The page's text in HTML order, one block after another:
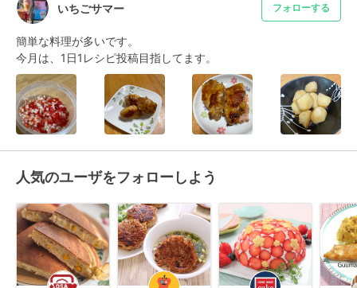
いちごサマー フォローする
簡単な料理が多いです。
今月は、1日1レシピ投稿目指してます。
人気のユーザをフォローしよう